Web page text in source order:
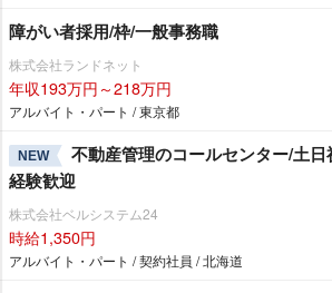
障がい者採用/枠/一般事務職
株式会社ランドネット
年収193万円～218万円
アルバイト・パート / 東京都
NEW
不動産管理のコールセンター/土
経験歓迎
株式会社ベルシステム24
時給1,350円
アルバイト・パート / 契約社員 / 北海道